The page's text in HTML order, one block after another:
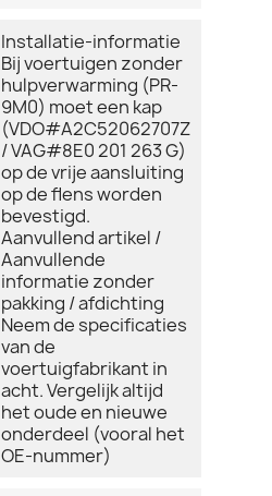
Installatie-informatie
Bij voertuigen zonder
hulpverwarming (PR-
9M0) moet een kap
(VDO#A2C52062707Z
/ VAG#8E0 201 263 G)
op de vrije aansluiting
op de flens worden
bevestigd.
Aanvullend artikel /
Aanvullende
informatie zonder
pakking / afdichting
Neem de specificaties
van de
voertuigfabrikant in
acht. Vergelijk altijd
het oude en nieuwe
onderdeel (vooral het
OE-nummer)